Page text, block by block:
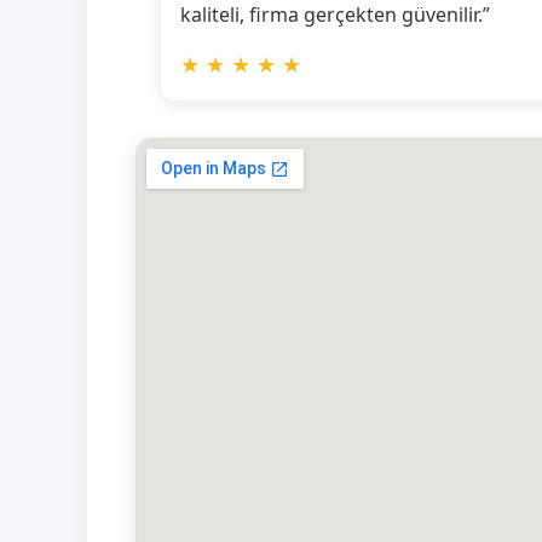
kaliteli, firma gerçekten güvenilir.”
★ ★ ★ ★ ★